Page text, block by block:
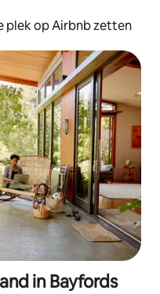
plek op Airbnb zetten
in Bayfords